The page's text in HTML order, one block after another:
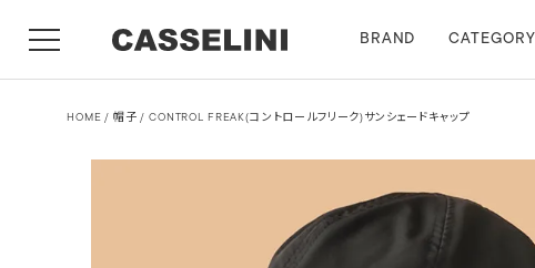
BRAND CATEGORY
HOME 帽子 CONTROL FREAK(コントロールフリーク)サンシェードキャップ